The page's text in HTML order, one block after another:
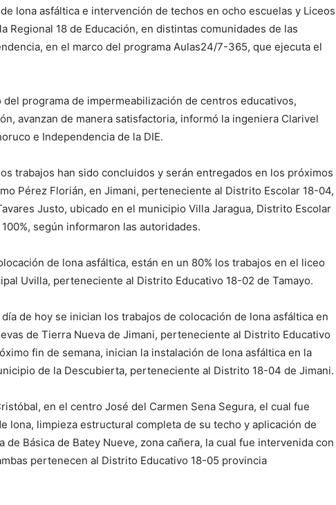
lona asfáltica e intervención de techos en ocho escuelas y Liceos
Regional 18 de Educación, en distintas comunidades de las
en el marco del programa Aulas24/7-365, que ejecuta el
programa de impermeabilización de centros educativos,
avanzan de manera satisfactoria, informó la ingeniera Clarivel
e Independencia de la DIE.
trabajos han sido concluidos y serán entregados en los próximos
Pérez Florián, en Jimani, perteneciente al Distrito Escolar 18-04,
Justo, ubicado en el municipio Villa Jaragua, Distrito Escolar
según informaron las autoridades.
de lona asfáltica, están en un 80% los trabajos en el liceo
Uvilla, perteneciente al Distrito Educativo 18-02 de Tamayo.
de hoy se inician los trabajos de colocación de lona asfáltica en
de Tierra Nueva de Jimani, perteneciente al Distrito Educativo
fin de semana, inician la instalación de lona asfáltica en la
de la Descubierta, perteneciente al Distrito 18-04 de Jimani.
en el centro José del Carmen Sena Segura, el cual fue
lona, limpieza estructural completa de su techo y aplicación de
de Básica de Batey Nueve, zona cañera, la cual fue intervenida con
pertenecen al Distrito Educativo 18-05 provincia